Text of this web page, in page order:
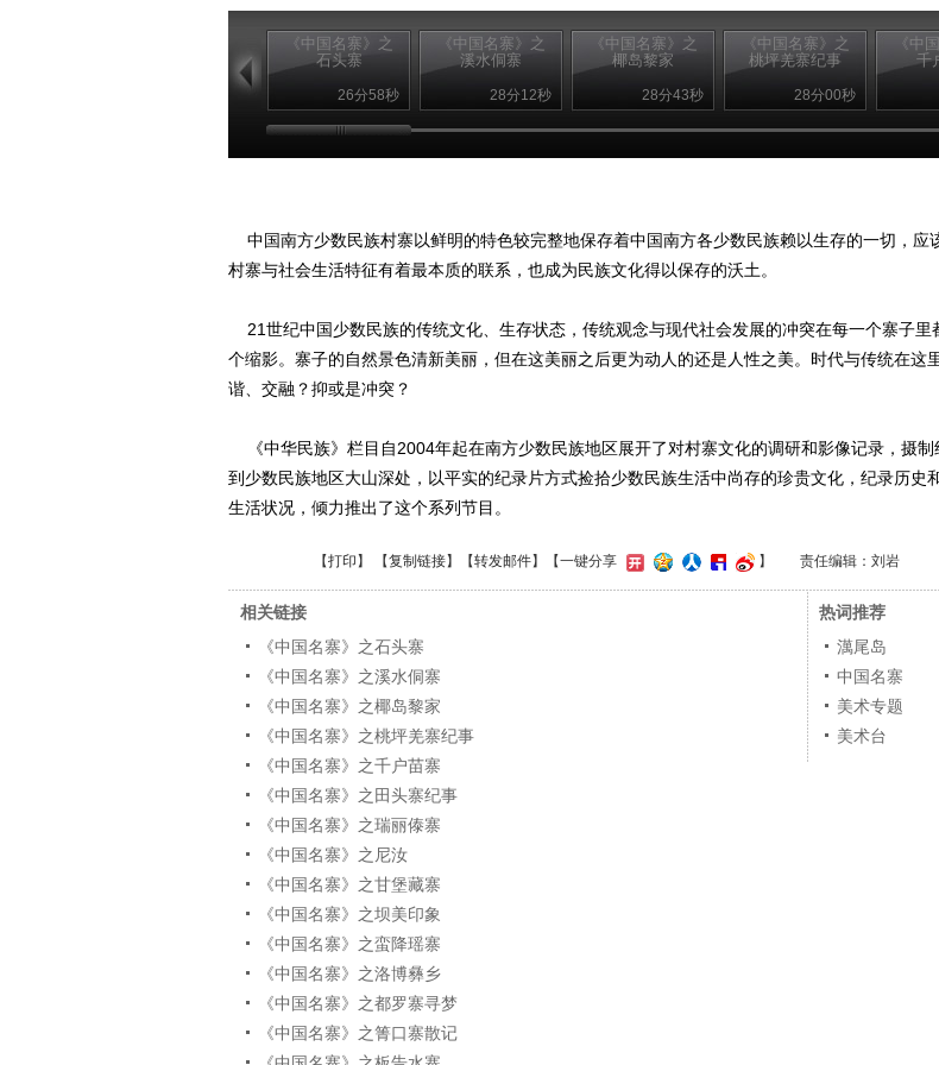
《中国名寨》之
石头寨
26分58秒
《中国名寨》之
溪水侗寨
28分12秒
《中国名寨》之
椰岛黎家
28分43秒
《中国名寨》之
桃坪羌寨纪事
28分00秒
《中
千
中国南方少数民族村寨以鲜明的特色较完整地保存着中国南方各少数民族赖以生存的一切，应
村寨与社会生活特征有着最本质的联系，也成为民族文化得以保存的沃土。
21世纪中国少数民族的传统文化、生存状态，传统观念与现代社会发展的冲突在每一个寨子里
个缩影。寨子的自然景色清新美丽，但在这美丽之后更为动人的还是人性之美。时代与传统在这
谐、交融？抑或是冲突？
《中华民族》栏目自2004年起在南方少数民族地区展开了对村寨文化的调研和影像记录，摄制
到少数民族地区大山深处，以平实的纪录片方式捡拾少数民族生活中尚存的珍贵文化，纪录历史
生活状况，倾力推出了这个系列节目。
【打印 】 【复制链接】【转发邮件】 【一键分享 】 责任编辑：刘岩
相关链接
《中国名寨》之石头寨
《中国名寨》之溪水侗寨
《中国名寨》之椰岛黎家
《中国名寨》之桃坪羌寨纪事
《中国名寨》之千户苗寨
《中国名寨》之田头寨纪事
《中国名寨》之瑞丽傣寨
《中国名寨》之尼汝
《中国名寨》之甘堡藏寨
《中国名寨》之坝美印象
《中国名寨》之蛮降瑶寨
《中国名寨》之洛博彝乡
《中国名寨》之都罗寨寻梦
《中国名寨》之箐口寨散记
热词推荐
澫尾岛
中国名寨
美术专题
美术台